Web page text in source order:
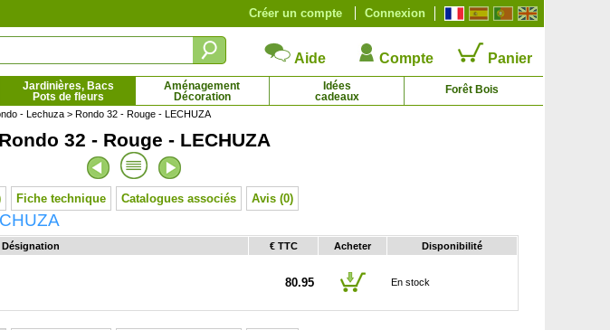
Connexion
Créer un compte
Aide Compte Panier
Jardinières, Bacs
Pots de fleurs
Aménagement
Décoration
Idées
cadeaux
Forêt Bois
Désert - Floraison rouge
- Lechuza > Rondo 32 - Rouge - LECHUZA
Rondo 32 - Rouge - LECHUZA
Fiche technique Catalogues associés Avis (0)
Désignation € TTC Acheter Disponibilité
80.95 En stock